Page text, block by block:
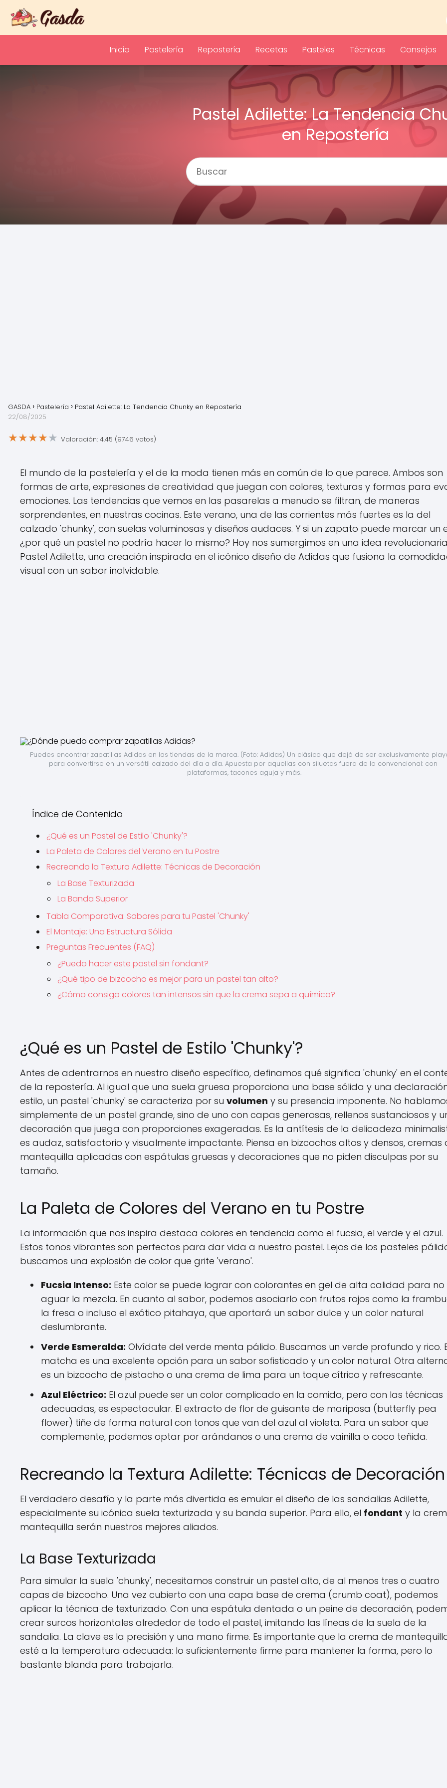
Inicio Pastelería Repostería Recetas Pasteles Técnicas Consejos
Pastel Adilette: La Tendencia
en Repostería
GASDA Pastelería
Pastel Adilette: La Tendencia Chunky en Repostería
22/08/2025
★★★★★ Valoración: 4.45 (9746 votos)
El mundo de la pastelería y el de la moda tienen más en común de lo que parece. Ambos son
formas de arte, expresiones de creatividad que juegan con colores, texturas y formas para
emociones. Las tendencias que vemos en las pasarelas a menudo se filtran, de maneras
sorprendentes, en nuestras cocinas. Este verano, una de las corrientes más fuertes es la del
calzado 'chunky', con suelas voluminosas y diseños audaces. Y si un zapato puede marcar un
¿por qué un pastel no podría hacer lo mismo? Hoy nos sumergimos en una idea
Pastel Adilette, una creación inspirada en el icónico diseño de Adidas que fusiona la
visual con un sabor inolvidable.
Puedes encontrar zapatillas Adidas en las tiendas de la marca. (Foto: Adidas) Un clásico que dejó de ser exclusivamente
para convertirse en un versátil calzado del día a día. Apuesta por aquellas con siluetas fuera de lo convencional: con
plataformas, tacones aguja y más.
Índice de Contenido
¿Qué es un Pastel de Estilo 'Chunky'?
La Paleta de Colores del Verano en tu Postre
Recreando la Textura Adilette: Técnicas de Decoración
La Base Texturizada
La Banda Superior
Tabla Comparativa: Sabores para tu Pastel 'Chunky'
El Montaje: Una Estructura Sólida
Preguntas Frecuentes (FAQ)
¿Puedo hacer este pastel sin fondant?
¿Qué tipo de bizcocho es mejor para un pastel tan alto?
¿Cómo consigo colores tan intensos sin que la crema sepa a químico?
¿Qué es un Pastel de Estilo 'Chunky'?
Antes de adentrarnos en nuestro diseño específico, definamos qué significa 'chunky' en el
de la repostería. Al igual que una suela gruesa proporciona una base sólida y una
estilo, un pastel 'chunky' se caracteriza por su volumen y su presencia imponente. No
simplemente de un pastel grande, sino de uno con capas generosas, rellenos sustanciosos y
decoración que juega con proporciones exageradas. Es la antítesis de la delicadeza
es audaz, satisfactorio y visualmente impactante. Piensa en bizcochos altos y densos, cremas
mantequilla aplicadas con espátulas gruesas y decoraciones que no piden disculpas por su
tamaño.
La Paleta de Colores del Verano en tu Postre
La información que nos inspira destaca colores en tendencia como el fucsia, el verde y el azul.
Estos tonos vibrantes son perfectos para dar vida a nuestro pastel. Lejos de los pasteles
buscamos una explosión de color que grite 'verano'.
Fucsia Intenso: Este color se puede lograr con colorantes en gel de alta calidad para no
aguar la mezcla. En cuanto al sabor, podemos asociarlo con frutos rojos como la
la fresa o incluso el exótico pitahaya, que aportará un sabor dulce y un color natural
deslumbrante.
Verde Esmeralda: Olvídate del verde menta pálido. Buscamos un verde profundo y rico.
matcha es una excelente opción para un sabor sofisticado y un color natural. Otra
es un bizcocho de pistacho o una crema de lima para un toque cítrico y refrescante.
Azul Eléctrico: El azul puede ser un color complicado en la comida, pero con las técnicas
adecuadas, es espectacular. El extracto de flor de guisante de mariposa (butterfly pea
flower) tiñe de forma natural con tonos que van del azul al violeta. Para un sabor que
complemente, podemos optar por arándanos o una crema de vainilla o coco teñida.
Recreando la Textura Adilette: Técnicas de Decoración
El verdadero desafío y la parte más divertida es emular el diseño de las sandalias Adilette,
especialmente su icónica suela texturizada y su banda superior. Para ello, el fondant y la
mantequilla serán nuestros mejores aliados.
La Base Texturizada
Para simular la suela 'chunky', necesitamos construir un pastel alto, de al menos tres o cuatro
capas de bizcocho. Una vez cubierto con una capa base de crema (crumb coat), podemos
aplicar la técnica de texturizado. Con una espátula dentada o un peine de decoración,
crear surcos horizontales alrededor de todo el pastel, imitando las líneas de la suela de la
sandalia. La clave es la precisión y una mano firme. Es importante que la crema de
esté a la temperatura adecuada: lo suficientemente firme para mantener la forma, pero lo
bastante blanda para trabajarla.